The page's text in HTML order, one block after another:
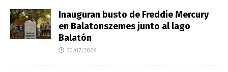
Inauguran busto de Freddie Mercury
en Balatonszemes junto al lago
Balatón
30/07/2026